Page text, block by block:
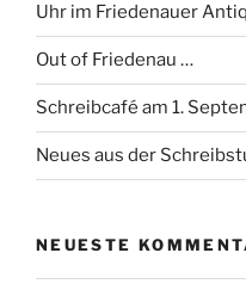
Uhr im Friedenauer
Out of Friedenau …
Schreibcafé am 1.
Neues aus der
NEUESTE